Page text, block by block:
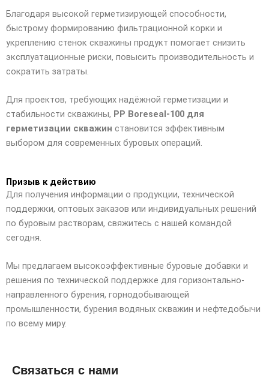
Благодаря высокой герметизирующей способности,
быстрому формированию фильтрационной корки и
укреплению стенок скважины продукт помогает снизить
эксплуатационные риски, повысить производительность и
сократить затраты.
Для проектов, требующих надёжной герметизации и
стабильности скважины, PP Boreseal-100 для
герметизации скважин становится эффективным
выбором для современных буровых операций.
Призыв к действию
Для получения информации о продукции, технической
поддержки, оптовых заказов или индивидуальных решений
по буровым растворам, свяжитесь с нашей командой
сегодня.
Мы предлагаем высокоэффективные буровые добавки и
решения по технической поддержке для горизонтально-
направленного бурения, горнодобывающей
промышленности, бурения водяных скважин и нефтедобычи
по всему миру.
Связаться с нами